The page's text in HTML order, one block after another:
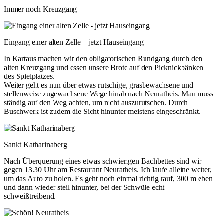
Immer noch Kreuzgang
Eingang einer alten Zelle – jetzt Hauseingang
In Kartaus machen wir den obligatorischen Rundgang durch den
alten Kreuzgang und essen unsere Brote auf den Picknickbänken
des Spielplatzes.
Weiter geht es nun über etwas rutschige, grasbewachsene und
stellenweise zugewachsene Wege hinab nach Neuratheis. Man muss
ständig auf den Weg achten, um nicht auszurutschen. Durch
Buschwerk ist zudem die Sicht hinunter meistens eingeschränkt.
Sankt Katharinaberg
Nach Überquerung eines etwas schwierigen Bachbettes sind wir
gegen 13.30 Uhr am Restaurant Neuratheis. Ich laufe alleine weiter,
um das Auto zu holen. Es geht noch einmal richtig rauf, 300 m eben
und dann wieder steil hinunter, bei der Schwüle echt
schweißtreibend.